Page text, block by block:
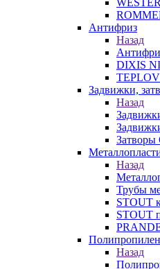
WESTER
Антифриз
Назад
DIXIS
Задвижки,
Назад
Затворы
Назад
Трубы
STOUT
STOUT
Назад